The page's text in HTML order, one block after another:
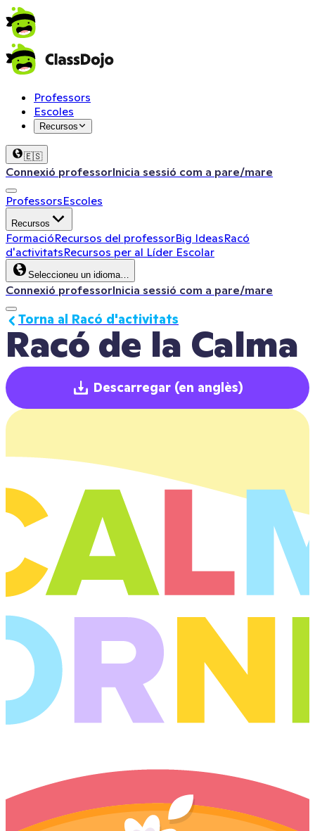
Professors
Escoles
Recursos
🇪🇸
Connexió professorInicia sessió com a pare/mare
ProfessorsEscoles
Recursos
FormacióRecursos del professorBig IdeasRacó
d'activitatsRecursos per al Líder Escolar
Seleccioneu un idioma…
Connexió professorInicia sessió com a pare/mare
Racó de la Calma
Torna al Racó d'activitats
Descarregar (en anglès)